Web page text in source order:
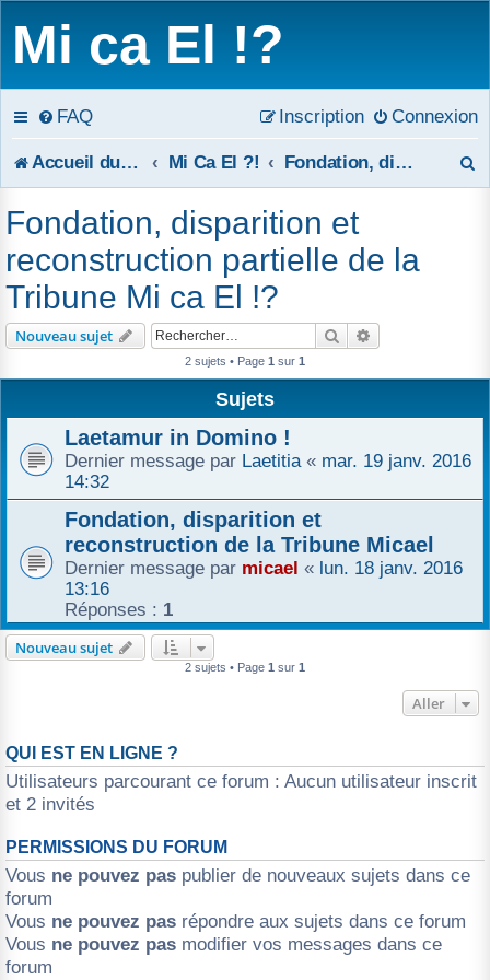
Mi ca El !?
FAQ Connexion
Inscription
Accueil du forum Mi Ca El ?! Fondation, disparition et reconstruction partielle de la Tribune Mi ca El !?
Fondation, disparition et
reconstruction partielle de la
Tribune Mi ca El !?
Nouveau sujet Rechercher
2 sujets • Page 1 sur 1
Sujets
Laetamur in Domino !
Dernier message par Laetitia « mar. 19 janv. 2016
14:32
Fondation, disparition et
reconstruction de la Tribune Micael
Dernier message par micael « lun. 18 janv. 2016
13:16
Réponses : 1
Nouveau sujet
2 sujets • Page 1 sur 1
Aller
QUI EST EN LIGNE ?
Utilisateurs parcourant ce forum : Aucun utilisateur inscrit
et 2 invités
PERMISSIONS DU FORUM
Vous ne pouvez pas publier de nouveaux sujets dans ce
forum
Vous ne pouvez pas répondre aux sujets dans ce forum
Vous ne pouvez pas modifier vos messages dans ce
forum